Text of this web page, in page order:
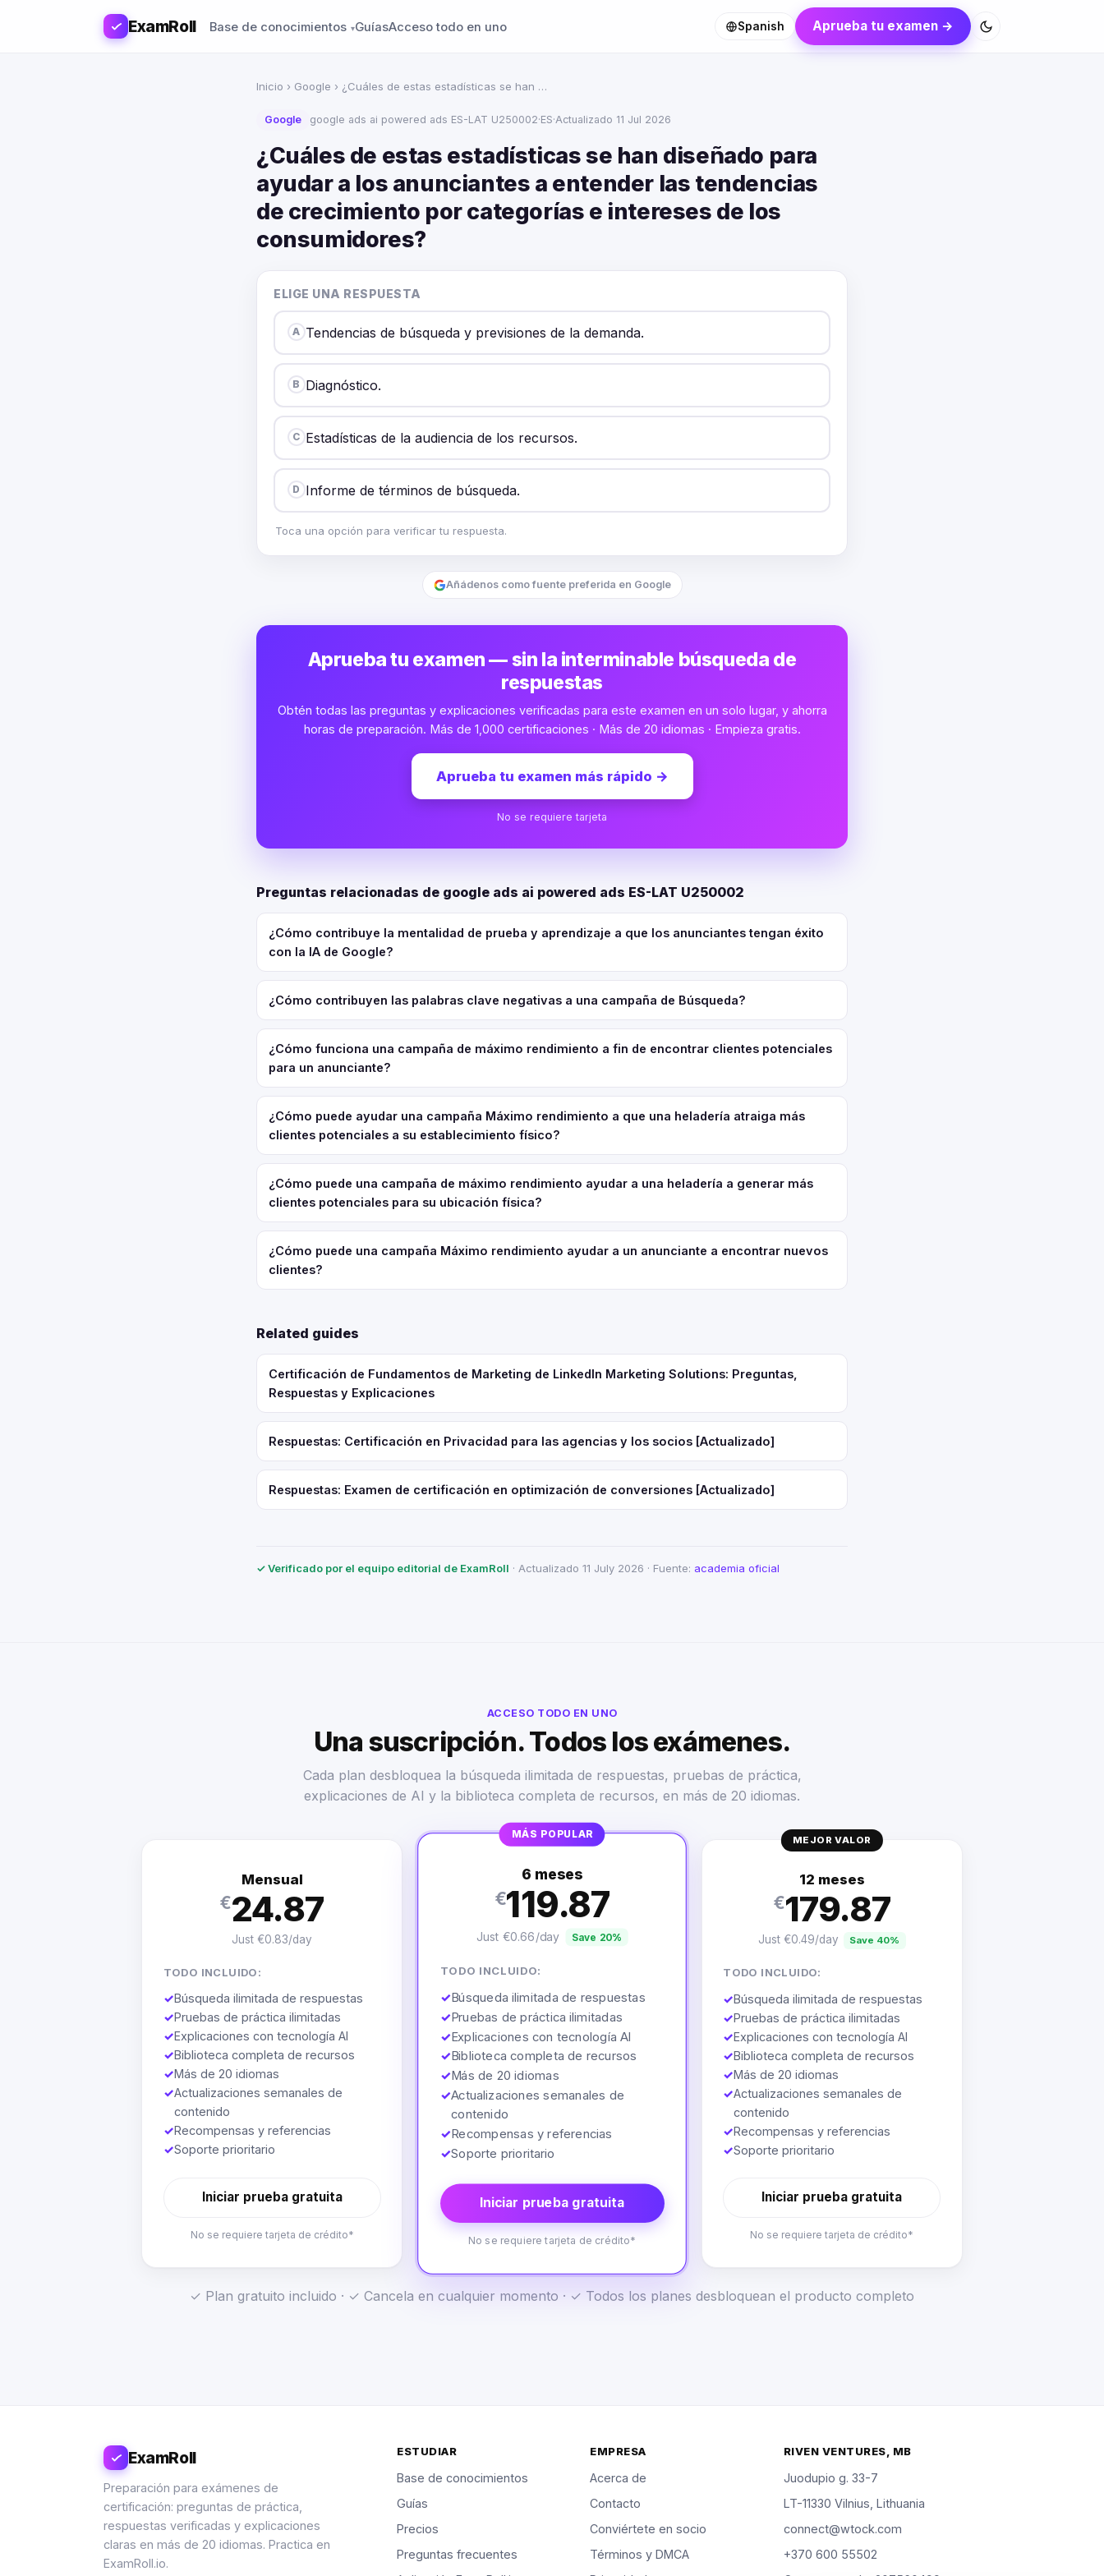
ExamRoll Base de conocimientos GuíasAcceso todo en uno Spanish Aprueba tu examen →
Inicio › Google › ¿Cuáles de estas estadísticas se han …
Google google ads ai powered ads ES-LAT U250002·ES·Actualizado 11 Jul 2026
¿Cuáles de estas estadísticas se han diseñado para
ayudar a los anunciantes a entender las tendencias
de crecimiento por categorías e intereses de los
consumidores?
ELIGE UNA RESPUESTA
A Tendencias de búsqueda y previsiones de la demanda.
B Diagnóstico.
C Estadísticas de la audiencia de los recursos.
D Informe de términos de búsqueda.
Toca una opción para verificar tu respuesta.
Añádenos como fuente preferida en Google
Aprueba tu examen — sin la interminable búsqueda de
respuestas
Obtén todas las preguntas y explicaciones verificadas para este examen en un solo lugar, y ahorra
horas de preparación. Más de 1,000 certificaciones · Más de 20 idiomas · Empieza gratis.
Aprueba tu examen más rápido →
No se requiere tarjeta
Preguntas relacionadas de google ads ai powered ads ES-LAT U250002
¿Cómo contribuye la mentalidad de prueba y aprendizaje a que los anunciantes tengan éxito
con la IA de Google?
¿Cómo contribuyen las palabras clave negativas a una campaña de Búsqueda?
¿Cómo funciona una campaña de máximo rendimiento a fin de encontrar clientes potenciales
para un anunciante?
¿Cómo puede ayudar una campaña Máximo rendimiento a que una heladería atraiga más
clientes potenciales a su establecimiento físico?
¿Cómo puede una campaña de máximo rendimiento ayudar a una heladería a generar más
clientes potenciales para su ubicación física?
¿Cómo puede una campaña Máximo rendimiento ayudar a un anunciante a encontrar nuevos
clientes?
Related guides
Certificación de Fundamentos de Marketing de LinkedIn Marketing Solutions: Preguntas,
Respuestas y Explicaciones
Respuestas: Certificación en Privacidad para las agencias y los socios [Actualizado]
Respuestas: Examen de certificación en optimización de conversiones [Actualizado]
✓ Verificado por el equipo editorial de ExamRoll · Actualizado 11 July 2026 · Fuente: academia oficial
ACCESO TODO EN UNO
Una suscripción. Todos los exámenes.
Cada plan desbloquea la búsqueda ilimitada de respuestas, pruebas de práctica,
explicaciones de AI y la biblioteca completa de recursos, en más de 20 idiomas.
Mensual
€24.87
Just €0.83/day
TODO INCLUIDO:
✓Búsqueda ilimitada de respuestas
✓Pruebas de práctica ilimitadas
✓Explicaciones con tecnología AI
✓Biblioteca completa de recursos
✓Más de 20 idiomas
✓Actualizaciones semanales de
contenido
✓Recompensas y referencias
✓Soporte prioritario
Iniciar prueba gratuita
No se requiere tarjeta de crédito*
MÁS POPULAR
6 meses
€119.87
Just €0.66/day Save 20%
TODO INCLUIDO:
✓Búsqueda ilimitada de respuestas
✓Pruebas de práctica ilimitadas
✓Explicaciones con tecnología AI
✓Biblioteca completa de recursos
✓Más de 20 idiomas
✓Actualizaciones semanales de
contenido
✓Recompensas y referencias
✓Soporte prioritario
Iniciar prueba gratuita
No se requiere tarjeta de crédito*
MEJOR VALOR
12 meses
€179.87
Just €0.49/day Save 40%
TODO INCLUIDO:
✓Búsqueda ilimitada de respuestas
✓Pruebas de práctica ilimitadas
✓Explicaciones con tecnología AI
✓Biblioteca completa de recursos
✓Más de 20 idiomas
✓Actualizaciones semanales de
contenido
✓Recompensas y referencias
✓Soporte prioritario
Iniciar prueba gratuita
No se requiere tarjeta de crédito*
✓ Plan gratuito incluido · ✓ Cancela en cualquier momento · ✓ Todos los planes desbloquean el producto completo
ExamRoll
Preparación para exámenes de
certificación: preguntas de práctica,
respuestas verificadas y explicaciones
claras en más de 20 idiomas. Practica en
ExamRoll.io.
ESTUDIAR
Base de conocimientos
Guías
Precios
Preguntas frecuentes
EMPRESA
Acerca de
Contacto
Conviértete en socio
Términos y DMCA
RIVEN VENTURES, MB
Juodupio g. 33-7
LT-11330 Vilnius, Lithuania
connect@wtock.com
+370 600 55502